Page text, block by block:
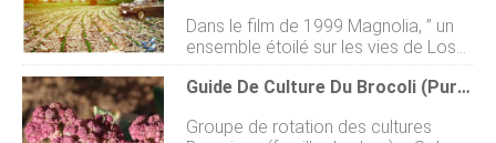
culture du gingembre, technique, des
idées, et secrets. Voulez-vous
connaître tous les conseils de base
et importants pour la culture du
gingembre ? Eh bien, vous devrez
suivre cet article complet pour
Dans le film de 1999 Magnolia, ” un
ensemble étoilé sur les vies de Los
Angeles qui seffondrent et se
réunissent en une seule journée, la
personnage principal. La pluie tombe
Guide De Culture Du Brocoli (Purple Sprouting)
Groupe de rotation des cultures